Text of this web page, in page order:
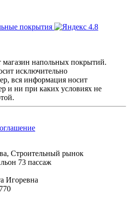
покрытия
4.8
напольных покрытий.
исключительно
вся информация носит
и ни при каких условиях не
Строительный рынок
73 пассаж
Игоревна